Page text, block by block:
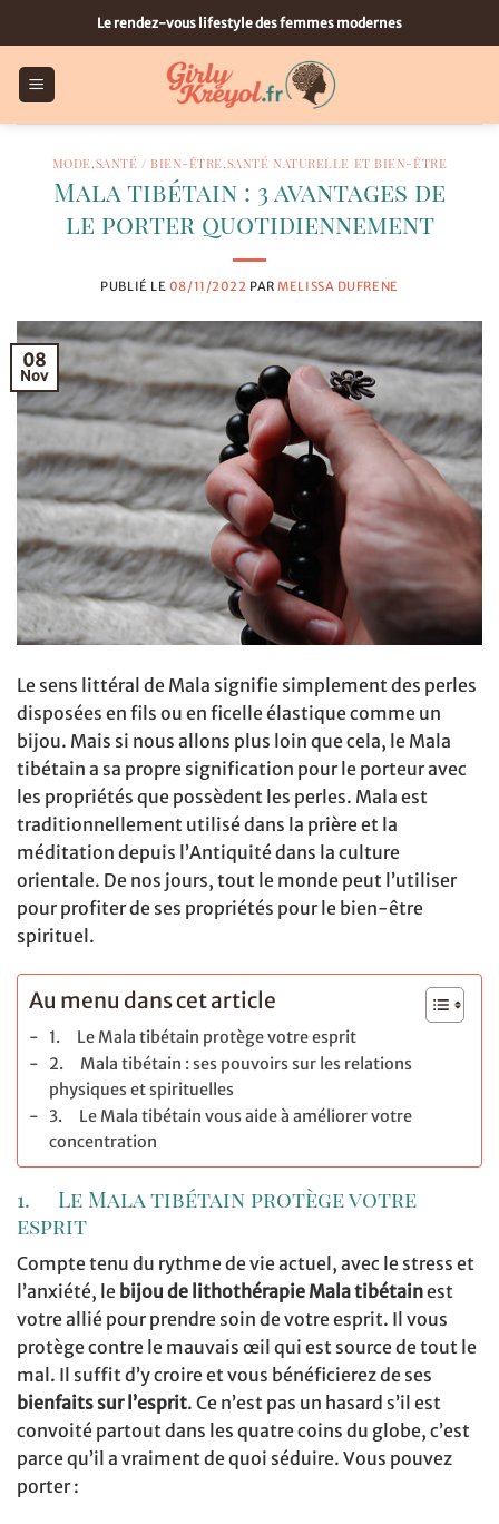
au
contenu
Le rendez-vous lifestyle des femmes modernes
MODE,SANTÉ / BIEN-ÊTRE,SANTÉ NATURELLE ET BIEN-ÊTRE
Mala tibétain : 3 avantages de
le porter quotidiennement
PUBLIÉ LE 08/11/2022 PARMELISSA DUFRENE
08
Nov
Le sens littéral de Mala signifie simplement des perles
disposées en fils ou en ficelle élastique comme un
bijou. Mais si nous allons plus loin que cela, le Mala
tibétain a sa propre signification pour le porteur avec
les propriétés que possèdent les perles. Mala est
traditionnellement utilisé dans la prière et la
méditation depuis l’Antiquité dans la culture
orientale. De nos jours, tout le monde peut l’utiliser
pour profiter de ses propriétés pour le bien-être
spirituel.
Au menu dans cet article
1. Le Mala tibétain protège votre esprit
2. Mala tibétain : ses pouvoirs sur les relations
physiques et spirituelles
3. Le Mala tibétain vous aide à améliorer votre
concentration
1. Le Mala tibétain protège votre
esprit
Compte tenu du rythme de vie actuel, avec le stress et
l’anxiété, le bijou de lithothérapie Mala tibétainest
votre allié pour prendre soin de votre esprit. Il vous
protège contre le mauvais œil qui est source de tout le
mal. Il suffit d’y croire et vous bénéficierez de ses
bienfaits sur l’esprit. Ce n’est pas un hasard s’il est
convoité partout dans les quatre coins du globe, c’est
parce qu’il a vraiment de quoi séduire. Vous pouvez
porter :